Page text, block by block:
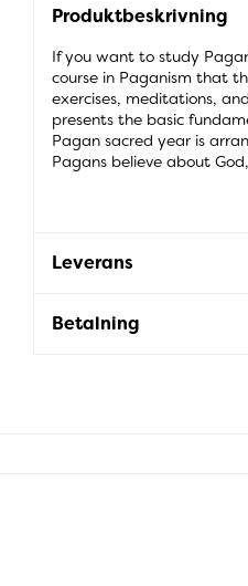
Produktbeskrivning
If you want to study
course in Paganism that
exercises, meditations,
presents the basic
Pagan sacred year is
Pagans believe about
Leverans
Betalning